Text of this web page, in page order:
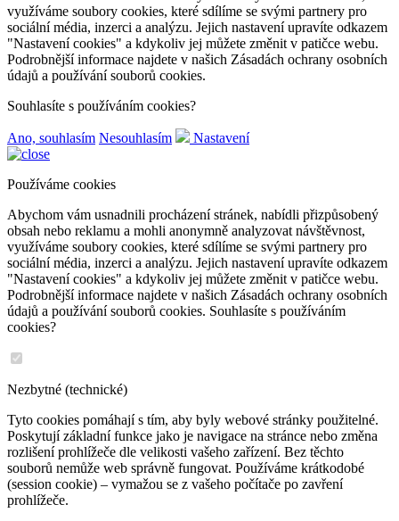
využíváme soubory cookies, které sdílíme se svými partnery pro
sociální média, inzerci a analýzu. Jejich nastavení upravíte odkazem
"Nastavení cookies" a kdykoliv jej můžete změnit v patičce webu.
Podrobnější informace najdete v našich Zásadách ochrany osobních
údajů a používání souborů cookies.
Souhlasíte s používáním cookies?
Ano, souhlasím Nesouhlasím Nastavení
Používáme cookies
Abychom vám usnadnili procházení stránek, nabídli přizpůsobený
obsah nebo reklamu a mohli anonymně analyzovat návštěvnost,
využíváme soubory cookies, které sdílíme se svými partnery pro
sociální média, inzerci a analýzu. Jejich nastavení upravíte odkazem
"Nastavení cookies" a kdykoliv jej můžete změnit v patičce webu.
Podrobnější informace najdete v našich Zásadách ochrany osobních
údajů a používání souborů cookies. Souhlasíte s používáním
cookies?
Nezbytné (technické)
Tyto cookies pomáhají s tím, aby byly webové stránky použitelné.
Poskytují základní funkce jako je navigace na stránce nebo změna
rozlišení prohlížeče dle velikosti vašeho zařízení. Bez těchto
souborů nemůže web správně fungovat. Používáme krátkodobé
(session cookie) – vymažou se z vašeho počítače po zavření
prohlížeče.